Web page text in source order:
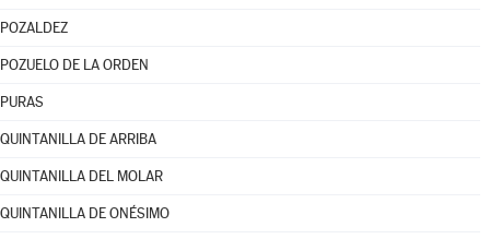
POZALDEZ
POZUELO DE LA ORDEN
PURAS
QUINTANILLA DE ARRIBA
QUINTANILLA DEL MOLAR
QUINTANILLA DE ONÉSIMO